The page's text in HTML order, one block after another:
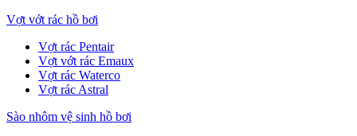
Vợt vớt rác hồ bơi
Vợt rác Pentair
Vợt vớt rác Emaux
Vợt rác Waterco
Vợt rác Astral
Sào nhôm vệ sinh hồ bơi